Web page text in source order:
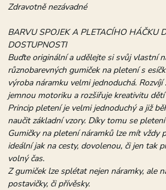
Zdravotně nezávadné
BARVU SPOJEK A PLETACÍHO HÁČKU
DOSTUPNOSTI
Buďte originální a udělejte si svůj vlastní
různobarevných gumiček na pletení s
výroba náramku velmi jednoduchá.
jemnou motoriku a rozšiřuje kreativitu
Princip pletení je velmi jednoduchý a již
naučit základní vzory. Díky tomu se
Gumičky na pletení náramků lze mít vždy
ideální jak na cesty, dovolenou, či jen tak
volný čas.
Z gumiček lze splétat nejen náramky, ale
postavičky, či přívěsky.